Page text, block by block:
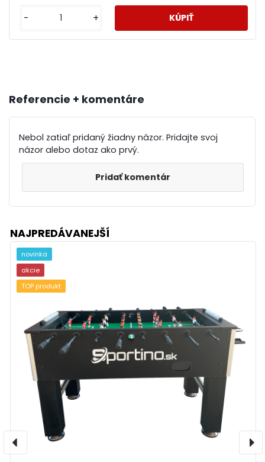
- +
Referencie + komentáre
Nebol zatiaľ pridaný žiadny názor. Pridajte svoj
názor alebo dotaz ako prvý.
Pridať komentár
NAJPREDÁVANEJŠÍ
novinka
akcie
TOP produkt